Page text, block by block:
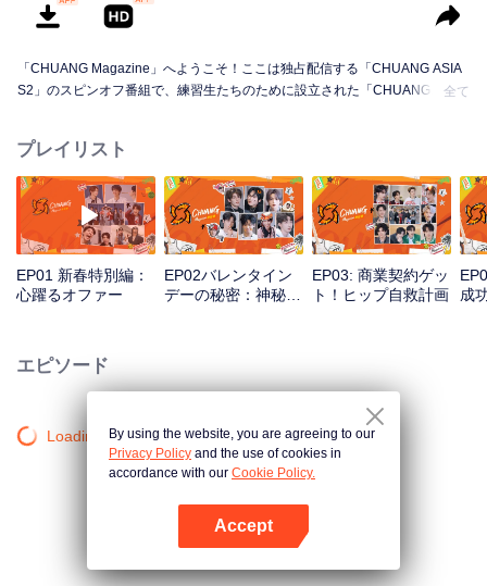
「CHUANG Magazine」へようこそ！ここは独占配信する「CHUANG ASIA
S2」のスピンオフ番組で、練習生たちのために設立された「CHUANG
ャレンジ精神と勇気、それに、普段の練習と舞台の以外、少年たちのカリス
マ性と個性が見れる番組です。
全て
プレイリスト
EP01 新春特別編：
心躍るオファー
EP02バレンタイン
デーの秘密：神秘の
EP03: 商業契約ゲッ
ト！ヒップ自救計画
成
エピソード
Loading…By using the website, you are agreeing to our
Privacy Policy and the use of cookies in
accordance with our Cookie Policy.
Accept